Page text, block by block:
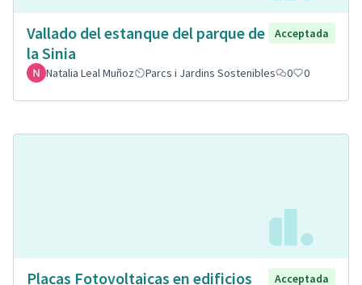
Vallado del estanque del parque de
la Sinia
Acceptada
Natalia Leal Muñoz Parcs i Jardins Sostenibles 0 0
Placas Fotovoltaicas en edificios
Acceptada